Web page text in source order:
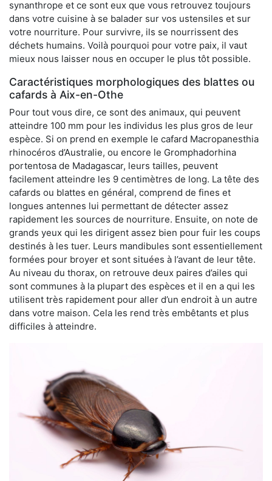
synanthrope et ce sont eux que vous retrouvez toujours
dans votre cuisine à se balader sur vos ustensiles et sur
votre nourriture. Pour survivre, ils se nourrissent des
déchets humains. Voilà pourquoi pour votre paix, il vaut
mieux nous laisser nous en occuper le plus tôt possible.
Caractéristiques morphologiques des blattes ou
cafards à Aix-en-Othe
Pour tout vous dire, ce sont des animaux, qui peuvent
atteindre 100 mm pour les individus les plus gros de leur
espèce. Si on prend en exemple le cafard Macropanesthia
rhinocéros d’Australie, ou encore le Gromphadorhina
portentosa de Madagascar, leurs tailles, peuvent
facilement atteindre les 9 centimètres de long. La tête des
cafards ou blattes en général, comprend de fines et
longues antennes lui permettant de détecter assez
rapidement les sources de nourriture. Ensuite, on note de
grands yeux qui les dirigent assez bien pour fuir les coups
destinés à les tuer. Leurs mandibules sont essentiellement
formées pour broyer et sont situées à l’avant de leur tête.
Au niveau du thorax, on retrouve deux paires d’ailes qui
sont communes à la plupart des espèces et il en a qui les
utilisent très rapidement pour aller d’un endroit à un autre
dans votre maison. Cela les rend très embêtants et plus
difficiles à atteindre.